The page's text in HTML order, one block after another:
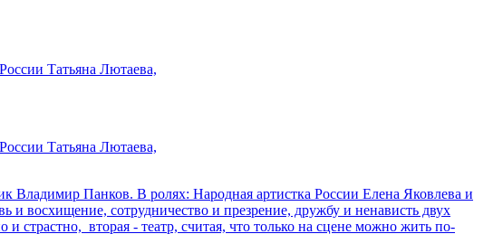
Татьяна Лютаева,
Татьяна Лютаева,
Владимир Панков. В ролях: Народная артистка России Елена Яковлева и
и восхищение, сотрудничество и презрение, дружбу и ненависть двух
страстно, вторая - театр, считая, что только на сцене можно жить по-